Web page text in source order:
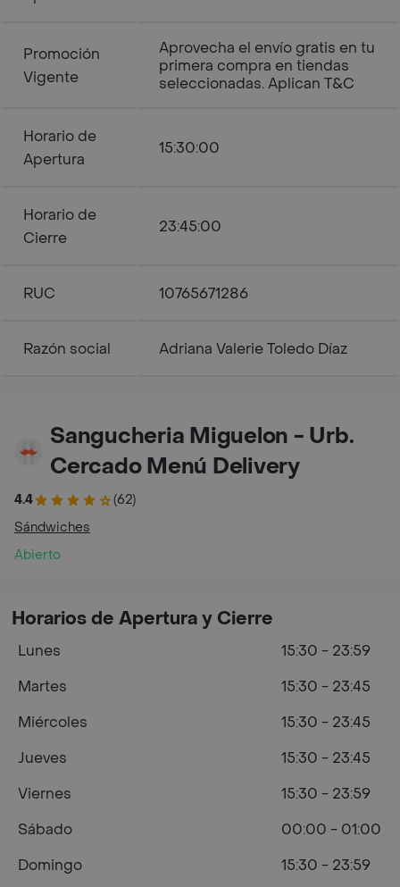
Promoción
Vigente
Aprovecha el envío gratis en tu
primera compra en tiendas
seleccionadas. Aplican T&C
Horario de
Apertura
15:30:00
Horario de
Cierre
23:45:00
RUC 10765671286
Razón social Adriana Valerie Toledo Díaz
Sangucheria Miguelon - Urb.
Cercado Menú Delivery
4.4
(62)
Sándwiches
Abierto
Horarios de Apertura y Cierre
Lunes
15:30 - 23:59
Martes
15:30 - 23:45
Miércoles
15:30 - 23:45
Jueves
15:30 - 23:45
Viernes
15:30 - 23:59
Sábado
00:00 - 01:00
Domingo
15:30 - 23:59